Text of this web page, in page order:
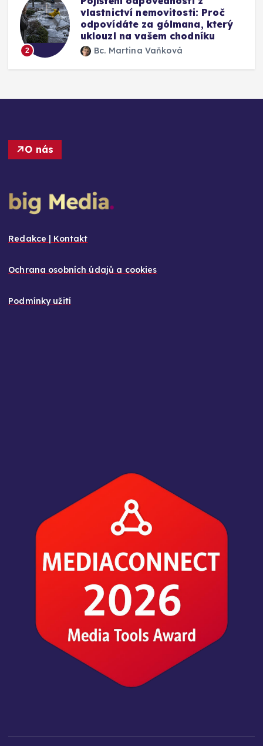
3
Vyplatí se připlatit si za přední
okno a jak funguje oprava bez
výměny
Bc. Martina Vaňková
O nás
Redakce | Kontakt
Ochrana osobních údajů a cookies
Podmínky užití